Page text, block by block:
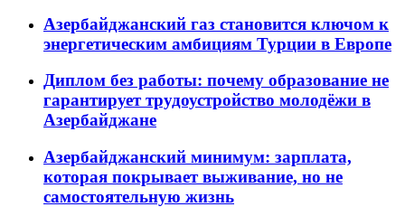
Азербайджанский газ становится ключом к
энергетическим амбициям Турции в Европе
Диплом без работы: почему образование не
гарантирует трудоустройство молодёжи в
Азербайджане
Азербайджанский минимум: зарплата,
которая покрывает выживание, но не
самостоятельную жизнь